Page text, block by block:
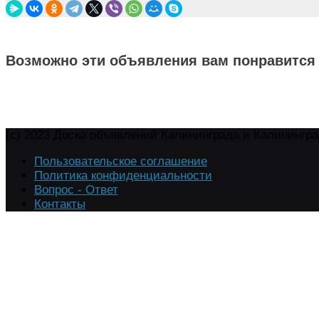
Возможно эти объявления вам понравится
Пользовательское соглашение
Политика конфиденциальности
Вопрос - Ответ
Контакты